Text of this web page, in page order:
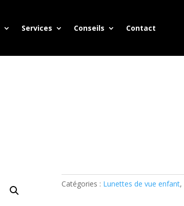
Services Conseils Contact
Catégories : Lunettes de vue enfant,